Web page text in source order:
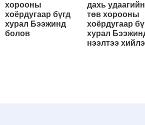
хорооны
хоёрдугаар бүгд
хурал Бээжинд
болов
дахь удаагийн
төв хорооны
хоёрдугаар
хурал
нээлтээ